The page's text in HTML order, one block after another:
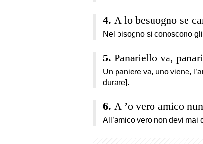
A lo besuogno se
Nel bisogno si conoscono
Panariello va,
Un paniere va, uno viene,
durare].
A ’o vero amico
All’amico vero non devi mai